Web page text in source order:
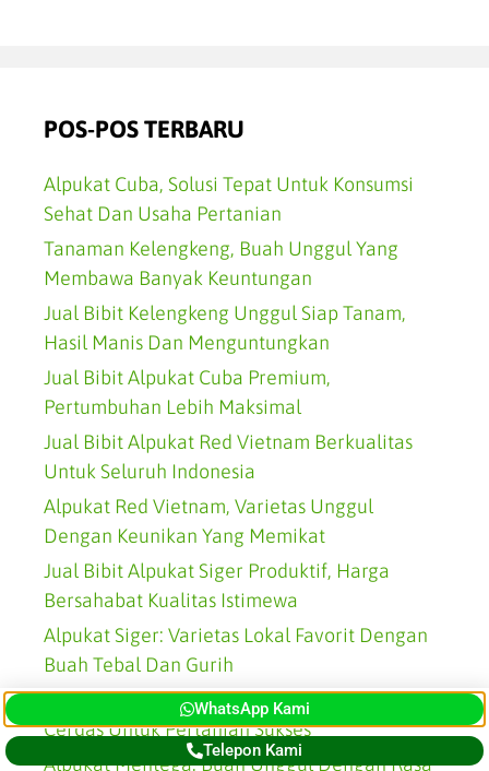
POS-POS TERBARU
Alpukat Cuba, Solusi Tepat Untuk Konsumsi
Sehat Dan Usaha Pertanian
Tanaman Kelengkeng, Buah Unggul Yang
Membawa Banyak Keuntungan
Jual Bibit Kelengkeng Unggul Siap Tanam,
Hasil Manis Dan Menguntungkan
Jual Bibit Alpukat Cuba Premium,
Pertumbuhan Lebih Maksimal
Jual Bibit Alpukat Red Vietnam Berkualitas
Untuk Seluruh Indonesia
Alpukat Red Vietnam, Varietas Unggul
Dengan Keunikan Yang Memikat
Jual Bibit Alpukat Siger Produktif, Harga
Bersahabat Kualitas Istimewa
Alpukat Siger: Varietas Lokal Favorit Dengan
Buah Tebal Dan Gurih
Jual Bibit Alpukat Mentega Sehat, Solusi
Cerdas Untuk Pertanian Sukses
Alpukat Mentega: Buah Unggul Dengan Rasa
WhatsApp Kami
Telepon Kami